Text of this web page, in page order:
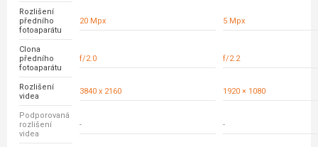
Rozlišení
předního
fotoaparátu
20 Mpx 5 Mpx
Clona
předního
fotoaparátu
f/2.0 f/2.2
Rozlišení
videa
3840 x 2160 1920 × 1080
Podporovaná
rozlišení
videa
- -